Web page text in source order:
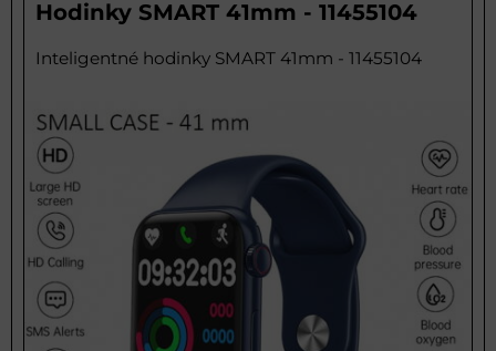
Hodinky SMART 41mm - 11455104
Inteligentné hodinky SMART 41mm - 11455104